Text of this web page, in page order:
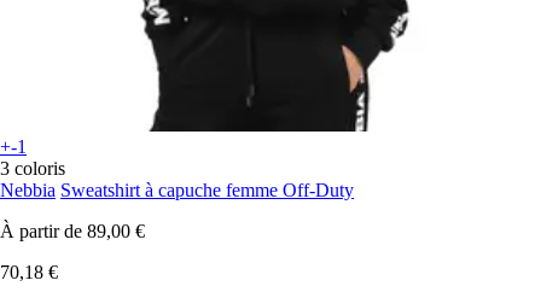
+-1
3 coloris
Nebbia Sweatshirt à capuche femme Off-Duty
À partir de 89,00 €
70,18 €